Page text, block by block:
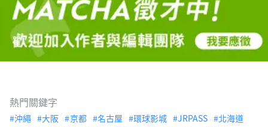
熱門關鍵字
沖繩 大阪 京都 名古屋 環球影城 JRPASS
北海道